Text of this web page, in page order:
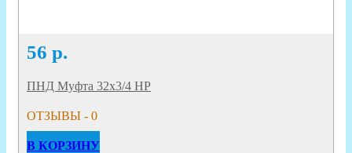
56 р.
ПНД Муфта 32х3/4 НР
ОТЗЫВЫ - 0
В КОРЗИНУ